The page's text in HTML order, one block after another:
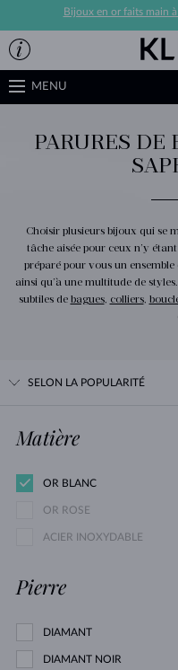
Bijoux en or faits main à
MENU
PARURES DE
Choisir plusieurs bijoux qui se
tâche aisée pour ceux n’y
préparé pour vous un
ainsi qu’à une multitude de
subtiles de bagues, colliers,
SELON LA POPULARITÉ
Matière
OR BLANC
OR ROSE
ACIER INOXYDABLE
Pierre
DIAMANT
DIAMANT NOIR